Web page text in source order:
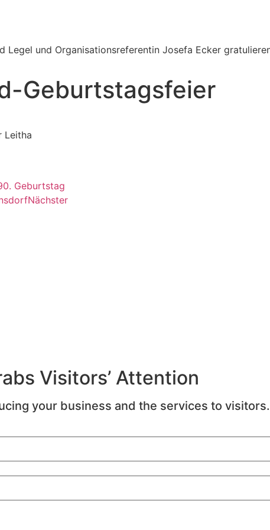
Geburtstagsfeier
Leitha
Geburtstag
Nächster
Visitors’ Attention
your business and the services to visitors.